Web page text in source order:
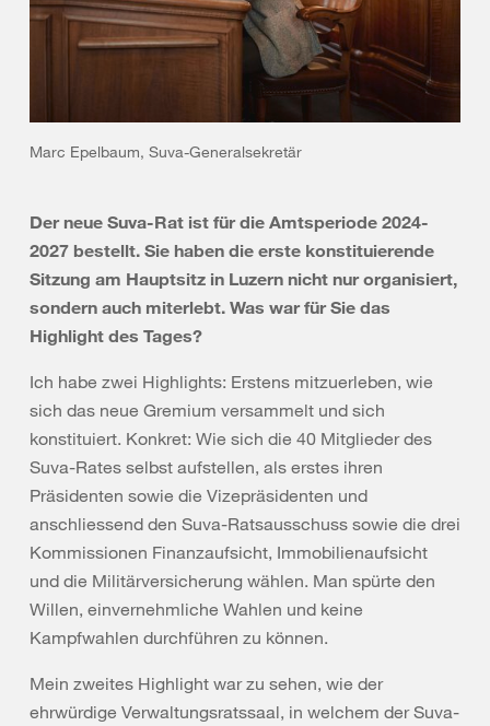
Marc Epelbaum, Suva-Generalsekretär
Der neue Suva-Rat ist für die Amtsperiode 2024-
2027 bestellt. Sie haben die erste konstituierende
Sitzung am Hauptsitz in Luzern nicht nur organisiert,
sondern auch miterlebt. Was war für Sie das
Highlight des Tages?
Ich habe zwei Highlights: Erstens mitzuerleben, wie
sich das neue Gremium versammelt und sich
konstituiert. Konkret: Wie sich die 40 Mitglieder des
Suva-Rates selbst aufstellen, als erstes ihren
Präsidenten sowie die Vizepräsidenten und
anschliessend den Suva-Ratsausschuss sowie die drei
Kommissionen Finanzaufsicht, Immobilienaufsicht
und die Militärversicherung wählen. Man spürte den
Willen, einvernehmliche Wahlen und keine
Kampfwahlen durchführen zu können.
Mein zweites Highlight war zu sehen, wie der
ehrwürdige Verwaltungsratssaal, in welchem der Suva-